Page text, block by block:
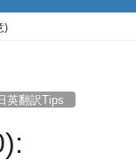
)
英翻訳Tips